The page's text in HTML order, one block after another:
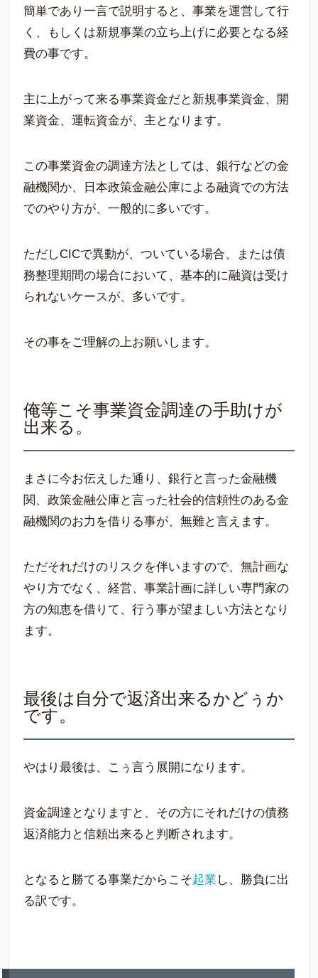
簡単であり一言で説明すると、事業を運営して行
く、もしくは新規事業の立ち上げに必要となる経
費の事です。
主に上がって来る事業資金だと新規事業資金、開
業資金、運転資金が、主となります。
この事業資金の調達方法としては、銀行などの金
融機関か、日本政策金融公庫による融資での方法
でのやり方が、一般的に多いです。
ただしCICで異動が、ついている場合、または債
務整理期間の場合において、基本的に融資は受け
られないケースが、多いです。
その事をご理解の上お願いします。
俺等こそ事業資金調達の手助けが
出来る。
まさに今お伝えした通り、銀行と言った金融機
関、政策金融公庫と言った社会的信頼性のある金
融機関のお力を借りる事が、無難と言えます。
ただそれだけのリスクを伴いますので、無計画な
やり方でなく、経営、事業計画に詳しい専門家の
方の知恵を借りて、行う事が望ましい方法となり
ます。
最後は自分で返済出来るかどぅか
です。
やはり最後は、こぅ言う展開になります。
資金調達となりますと、その方にそれだけの債務
返済能力と信頼出来ると判断されます。
となると勝てる事業だからこそ起業 し、勝負に出
る訳です。